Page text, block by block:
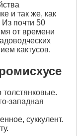
и так же, как
Из почти 50
от времени
кактусов.
толстянковые.
западная
суккулент.